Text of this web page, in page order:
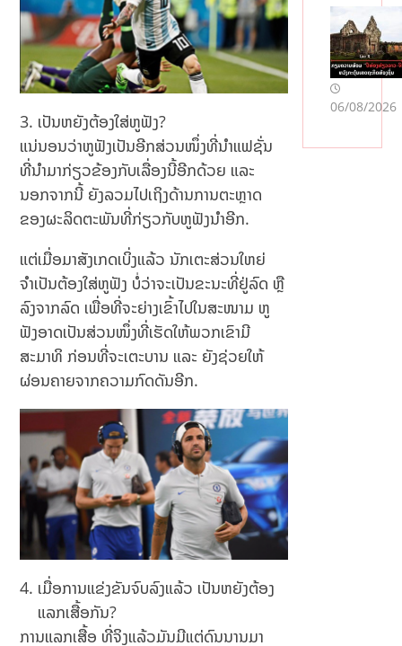
ເປັນຫຍັງຕ້ອງໃສ່ຫູຟັງ?
ແນ່ນອນວ່າຫູຟັງເປັນອີກສ່ວນໜຶ່ງທີ່ນຳແຟຊັ່ນ
ທີ່ນຳມາກ່ຽວຂ້ອງກັບເລື່ອງນີ້ອີກດ້ວຍ ແລະ
ນອກຈາກນີ້ ຍັງລວມໄປເຖິງດ້ານການຕະຫຼາດ
ຂອງຜະລິດຕະພັນທີ່ກ່ຽວກັບຫູຟັງນຳອີກ.
ແຕ່ເມື່ອມາສັງເກດເບິ່ງແລ້ວ ນັກເຕະສ່ວນໃຫຍ່
ຈຳເປັນຕ້ອງໃສ່ຫູຟັງ ບໍ່ວ່າຈະເປັນຂະນະທີ່ຢູ່ລົດ ຫຼື
ລົງຈາກລົດ ເພື່ອທີ່ຈະຍ່າງເຂົ້າໄປໃນສະໜາມ ຫູ
ຟັງອາດເປັນສ່ວນໜຶ່ງທີ່ເຮັດໃຫ້ພວກເຂົາມີ
ສະມາທິ ກ່ອນທີ່ຈະເຕະບານ ແລະ ຍັງຊ່ວຍໃຫ້
ຜ່ອນຄາຍຈາກຄວາມກົດດັນອີກ.
ເມື່ອການແຂ່ງຂັນຈົບລົງແລ້ວ ເປັນຫຍັງຕ້ອງ
ແລກເສື້ອກັນ?
ການແລກເສື້ອ ທີ່ຈິງແລ້ວມັນມີແຕ່ດົນນານມາ
en
s
so
m
acc
ept
r
Oy
unl
arı:
Mo
stb
et
ilə
06/08/2026